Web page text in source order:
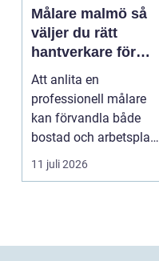
Målare malmö så
väljer du rätt
hantverkare för
hem och företag
Att anlita en
professionell målare
kan förvandla både
bostad och arbetsplats
på kort tid. Färger, yt...
11 juli 2026